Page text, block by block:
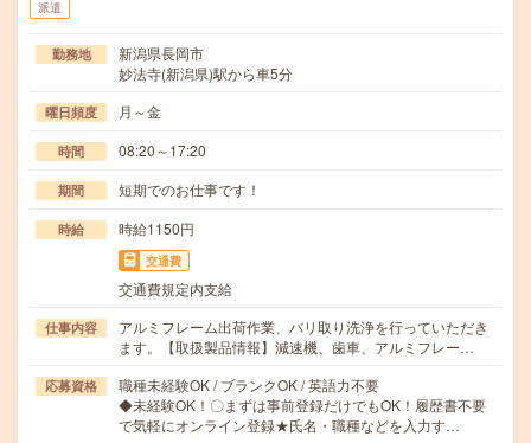
派遣
勤務地
新潟県長岡市
妙法寺(新潟県)駅から車5分
曜日頻度 月～金
時間 08:20～17:20
期間 短期でのお仕事です！
時給 時給1150円
交通費
交通費規定内支給
仕事内容
アルミフレーム出荷作業、バリ取り洗浄を行っていただき
ます。【取扱製品情報】減速機、歯車、アルミフレー…
応募資格
職種未経験OK / ブランクOK / 英語力不要
◆未経験OK！〇まずは事前登録だけでもOK！履歴書不要
で気軽にオンライン登録★氏名・職種などを入力す…